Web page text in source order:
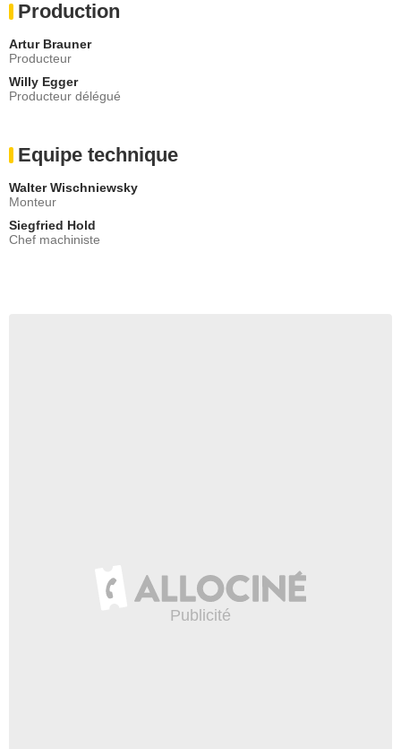
Production
Artur Brauner
Producteur
Willy Egger
Producteur délégué
Equipe technique
Walter Wischniewsky
Monteur
Siegfried Hold
Chef machiniste